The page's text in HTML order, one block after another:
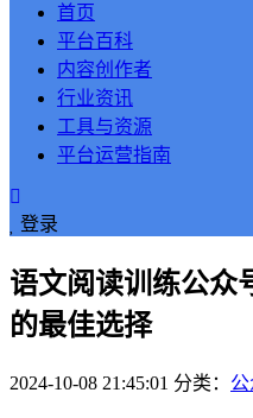
首页
平台百科
内容创作者
行业资讯
工具与资源
平台运营指南
登录
语文阅读训练公
的最佳选择
2024-10-08 21:45:01 分类：